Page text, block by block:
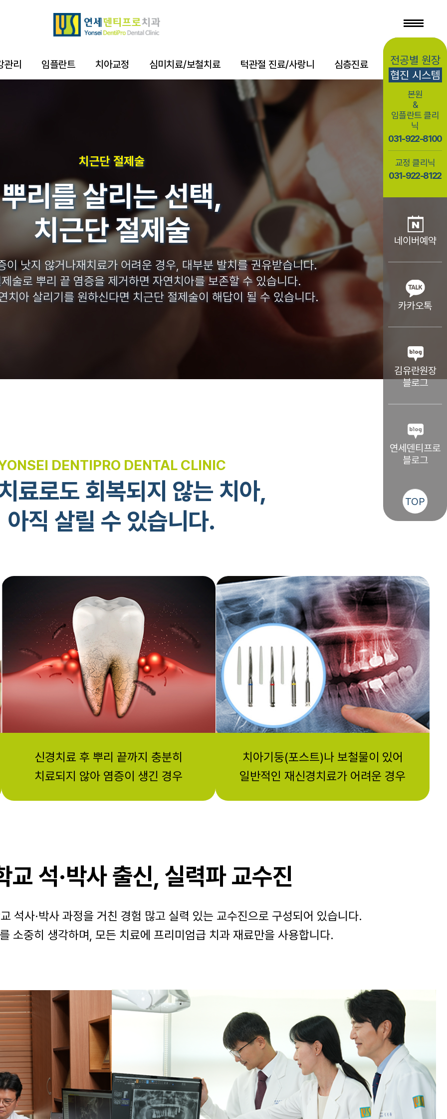
관리 임플란트 치아교정 심미치료/보철치료 턱관절 진료/사랑니 심층진료 상담/소식
치근단 절제술
뿌리를 살리는 선택,
치근단 절제술
이 낫지 않거나재치료가 어려운 경우, 대부분 발치를 권유받습니다.
술로 뿌리 끝 염증을 제거하면 자연치아를 보존할 수 있습니다.
치아 살리기를 원하신다면 치근단 절제술이 해답이 될 수 있습니다.
DENTIPRO DENTAL CLINIC
료로도 회복되지 않는 치아,
아직 살릴 수 있습니다.
신경치료 후 뿌리 끝까지 충분히
치료되지 않아 염증이 생긴 경우
치아기둥(포스트)나 보철물이 있어
일반적인 재신경치료가 어려운 경우
교 석·박사 출신, 실력파 교수진
석사·박사 과정을 거친 경험 많고 실력 있는 교수진으로 구성되어 있습니다.
소중히 생각하며, 모든 치료에 프리미엄급 치과 재료만을 사용합니다.
전공별 원장
협진 시스템
본원
&
임플란트 클리
닉
031-922-8100
교정 클리닉
031-922-8122
네이버예약
카카오톡
김유란원장
블로그
연세덴티프로
블로그
TOP